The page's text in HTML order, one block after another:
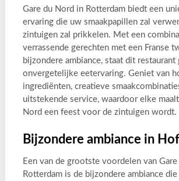
Gare du Nord in Rotterdam biedt een
ervaring die uw smaakpapillen zal
zintuigen zal prikkelen. Met een
verrassende gerechten met een Franse
bijzondere ambiance, staat dit
onvergetelijke eetervaring. Geniet van
ingrediënten, creatieve
uitstekende service, waardoor elke
Nord een feest voor de zintuigen wordt.
Bijzondere ambiance in
Een van de grootste voordelen van
Rotterdam is de bijzondere ambiance